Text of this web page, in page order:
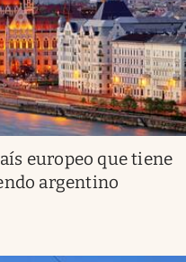
europeo que tiene
argentino